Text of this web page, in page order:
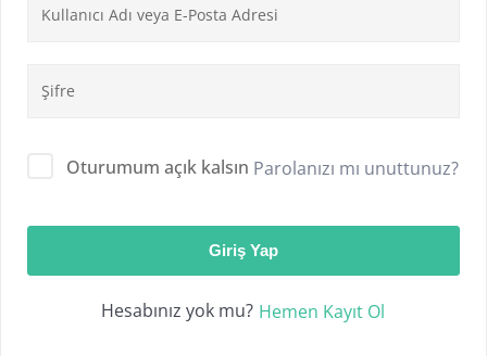
Oturumum açık kalsın Parolanızı mı unuttunuz?
Giriş Yap
Hesabınız yok mu? Hemen Kayıt Ol